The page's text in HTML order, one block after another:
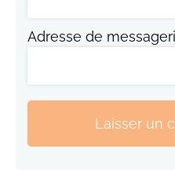
Adresse de
Laisser un